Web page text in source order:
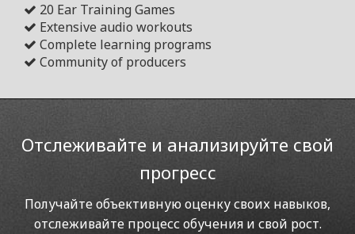
20 Ear Training Games
Extensive audio workouts
Complete learning programs
Community of producers
Отслеживайте и анализируйте свой
прогресс
Получайте объективную оценку своих навыков,
отслеживайте процесс обучения и свой рост.